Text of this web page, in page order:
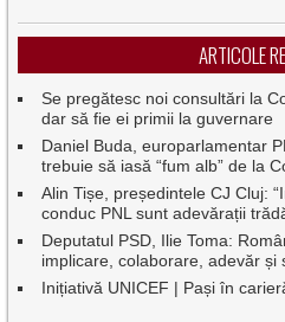
ARTICOLE
Se pregătesc noi consultări la
dar să fie ei primii la guvernare
Daniel Buda, europarlamentar
trebuie să iasă “fum alb” de la
Alin Tișe, președintele CJ Cluj:
conduc PNL sunt adevărații
Deputatul PSD, Ilie Toma:
implicare, colaborare, adevăr și
Inițiativă UNICEF | Pași în